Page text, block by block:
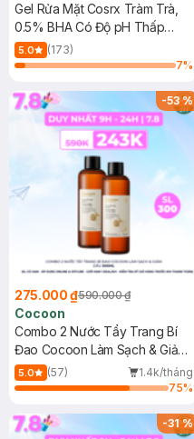
Gel Rửa Mặt Cosrx Tràm Trà,
0.5% BHA Có Độ pH Thấp
150ml
5.0
(173)
7%
-53%
275.000 ₫590.000 ₫
Cocoon
Combo 2 Nước Tẩy Trang Bí
Đao Cocoon Làm Sạch & Giảm
Dầu 500ml
5.0 (57)
1.4k/tháng
75%
-31%